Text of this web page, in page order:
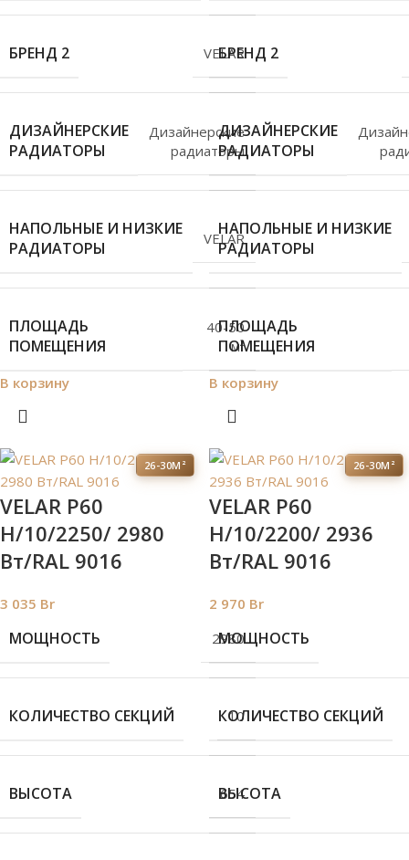
БРЕНД 2 VELAR
ДИЗАЙНЕРСКИЕ
РАДИАТОРЫ
Дизайнерские
радиаторы
НАПОЛЬНЫЕ И НИЗКИЕ
РАДИАТОРЫ
VELAR
ПЛОЩАДЬ
ПОМЕЩЕНИЯ
40-50
м²
В корзину
БРЕНД 2
ДИЗАЙНЕРСКИЕ
РАДИАТОРЫ
НАПОЛЬНЫЕ И НИЗКИЕ
РАДИАТОРЫ
ПЛОЩАДЬ
ПОМЕЩЕНИЯ
В корзину
26-30М²
VELAR P60
H/10/2250/ 2980
Bт/RAL 9016
3 035 Br
МОЩНОСТЬ 2980
КОЛИЧЕСТВО СЕКЦИЙ 10
ВЫСОТА 654
26-30М²
VELAR P60
H/10/2200/ 2936
Bт/RAL 9016
2 970 Br
МОЩНОСТЬ
КОЛИЧЕСТВО СЕКЦИЙ
ВЫСОТА